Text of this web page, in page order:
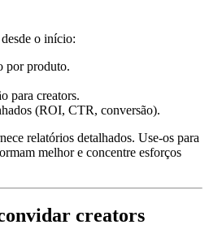
o início:
por produto.
para creators.
(ROI, CTR, conversão).
relatórios detalhados. Use-os para
melhor e concentre esforços
creators